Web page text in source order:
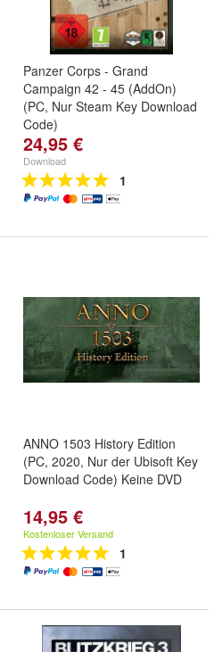
Panzer Corps - Grand
Campaign 42 - 45 (AddOn)
(PC, Nur Steam Key Download
Code)
24,95 €
Download
1
ANNO 1503 History Edition
(PC, 2020, Nur der Ubisoft Key
Download Code) Keine DVD
14,95 €
Kostenloser Versand
1